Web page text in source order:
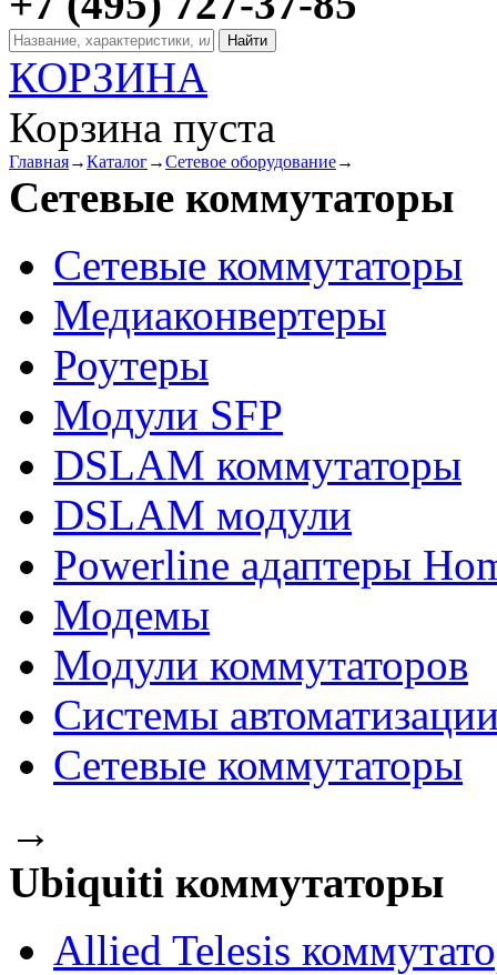
КОРЗИНА
Корзина пуста
Главная→Каталог→Сетевое оборудование→
Сетевые коммутаторы
Сетевые коммутаторы
Медиаконвертеры
Роутеры
Модули SFP
DSLAM коммутаторы
DSLAM модули
Powerline адаптеры
Модемы
Модули коммутаторов
Системы
Сетевые коммутаторы
→
Ubiquiti коммутаторы
Allied Telesis